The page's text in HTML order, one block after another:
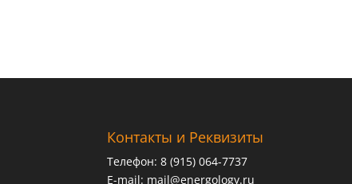
Контакты и Реквизиты
Телефон: 8 (915) 064-7737
E-mail: mail@energology.ru